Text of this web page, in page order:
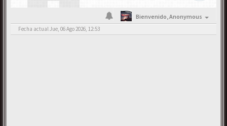
Bienvenido,Anonymous
Fecha actual Jue, 06 Ago 2026, 12:53